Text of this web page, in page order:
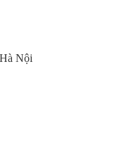
Nội